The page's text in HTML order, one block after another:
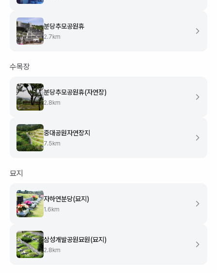
분당추모공원휴
2.7 km
수목장
분당추모공원휴(자연장)
2.8 km
중대공원자연장지
7.5 km
묘지
자하연분당(묘지)
1.6 km
삼성개발공원묘원(묘지)
2.8 km